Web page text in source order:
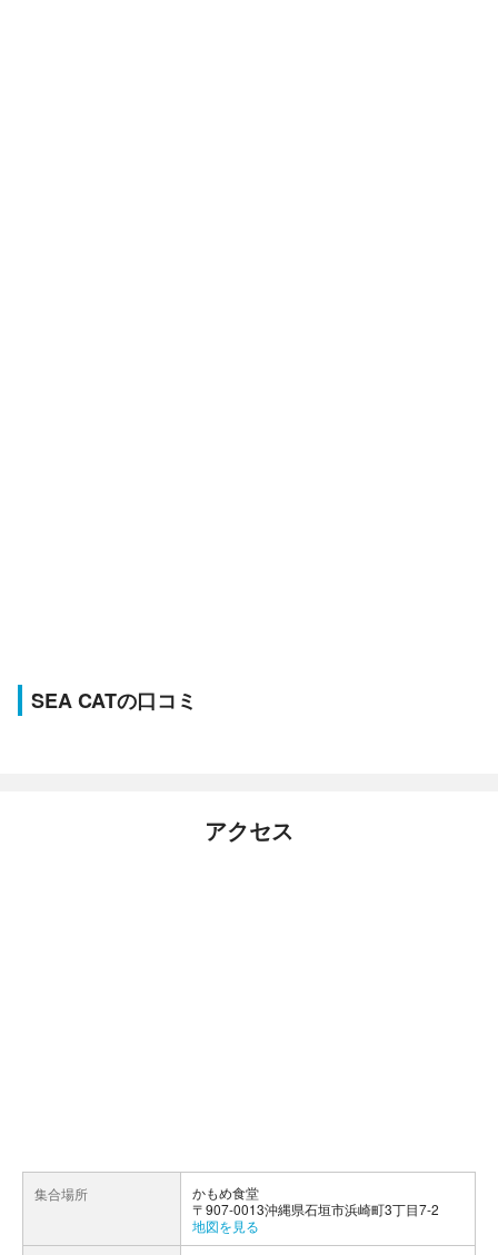
SEA CATの口コミ
アクセス
集合場所
かもめ食堂
〒907-0013沖縄県石垣市浜崎町3丁目7-2
地図を見る